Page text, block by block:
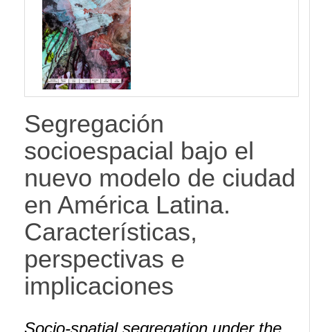
lateral
Segregación
socioespacial bajo el
nuevo modelo de ciudad
en América Latina.
Características,
perspectivas e
implicaciones
Socio-spatial segregation under the